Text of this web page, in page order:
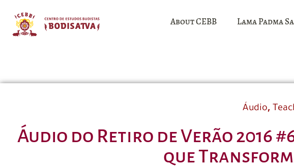
About CEBB Lama Padma
Áudio,
Áudio do Retiro de Verão 2016
que